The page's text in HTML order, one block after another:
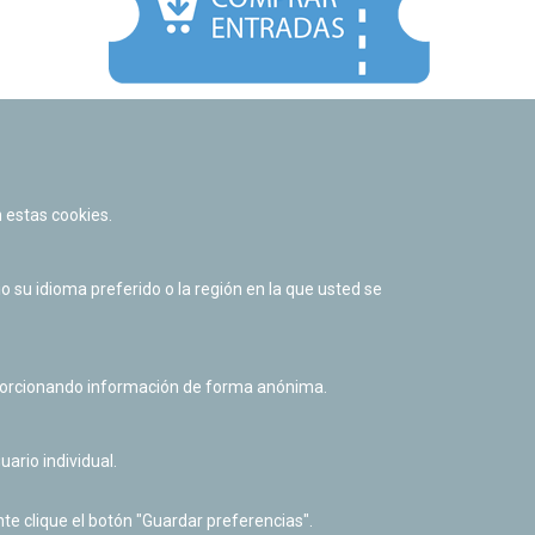
Política de cookies
Derecho de acceso a información pública
cookies.
su idioma preferido o la región en la que usted se
información de forma anónima.
individual.
clique el botón "Guardar preferencias".